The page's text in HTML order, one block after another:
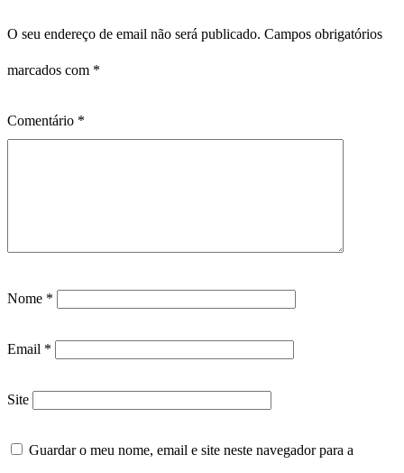
O seu endereço de email não será publicado. Campos obrigatórios
marcados com *
Comentário *
Nome *
Email *
Site
Guardar o meu nome, email e site neste navegador para a